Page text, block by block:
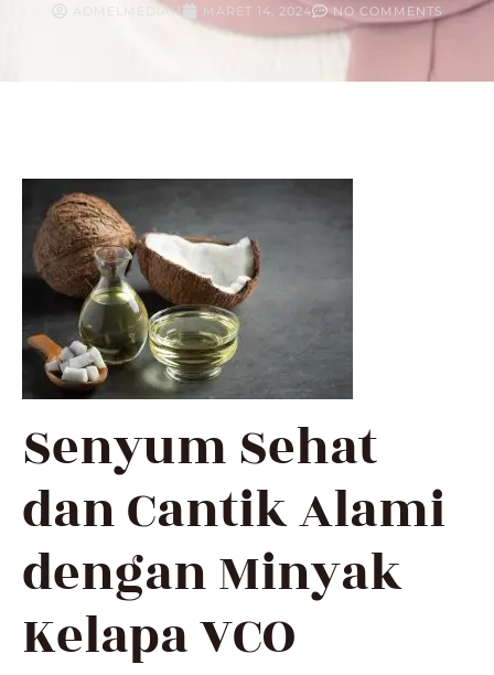
ADMELMEDIAH MARET 14, 2024 NO COMMENTS
Senyum Sehat
dan Cantik Alami
dengan Minyak
Kelapa VCO